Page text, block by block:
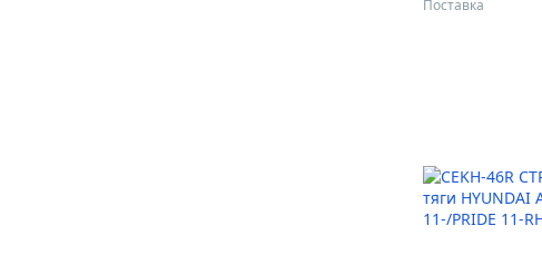
Поставка